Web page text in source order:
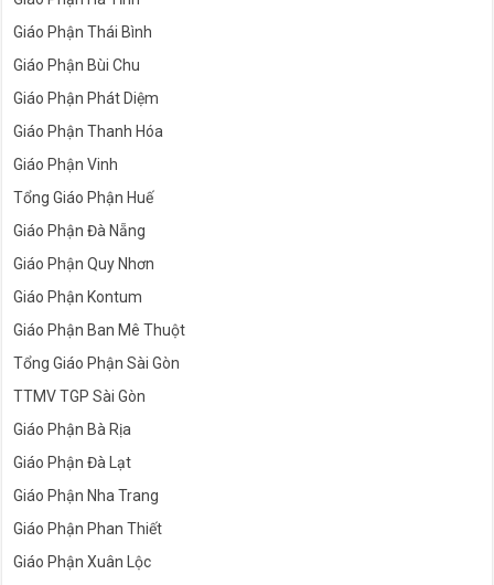
Giáo Phận Thái Bình
Giáo Phận Bùi Chu
Giáo Phận Phát Diệm
Giáo Phận Thanh Hóa
Giáo Phận Vinh
Tổng Giáo Phận Huế
Giáo Phận Đà Nẵng
Giáo Phận Quy Nhơn
Giáo Phận Kontum
Giáo Phận Ban Mê Thuột
Tổng Giáo Phận Sài Gòn
TTMV TGP Sài Gòn
Giáo Phận Bà Rịa
Giáo Phận Đà Lạt
Giáo Phận Nha Trang
Giáo Phận Phan Thiết
Giáo Phận Xuân Lộc